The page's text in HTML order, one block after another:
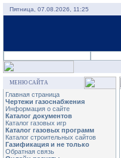
Пятница, 07.08.2026, 11:25
МЕНЮ САЙТА
Главная страница
Чертежи газоснабжения
Информация о сайте
Каталог документов
Каталог газовых игр
Каталог газовых программ
Каталог строительных сайтов
Газификация и не только
Обратная связь